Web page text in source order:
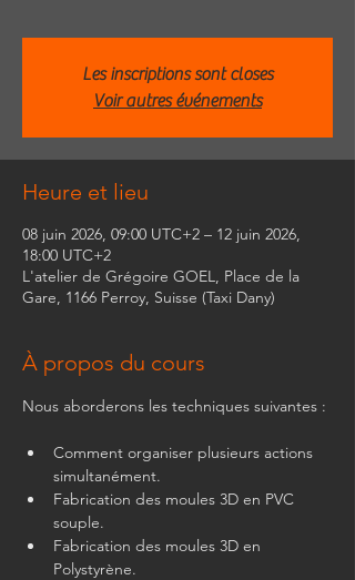
Les inscriptions sont closes
Voir autres événements
Heure et lieu
08 juin 2026, 09:00 UTC+2 – 12 juin 2026,
18:00 UTC+2
L'atelier de Grégoire GOEL, Place de la
Gare, 1166 Perroy, Suisse (Taxi Dany)
À propos du cours
Nous aborderons les techniques suivantes :
Comment organiser plusieurs actions
simultanément.
Fabrication des moules 3D en PVC
souple.
Fabrication des moules 3D en
Polystyrène.